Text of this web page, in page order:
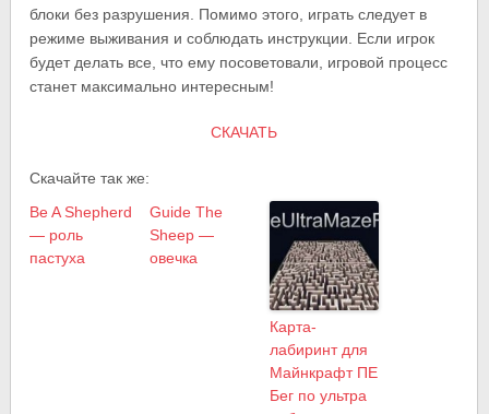
блоки без разрушения. Помимо этого, играть следует в
режиме выживания и соблюдать инструкции. Если игрок
будет делать все, что ему посоветовали, игровой процесс
станет максимально интересным!
СКАЧАТЬ
Скачайте так же:
Be A Shepherd
— роль
пастуха
Guide The
Sheep —
овечка
Карта-
лабиринт для
Майнкрафт ПЕ
Бег по ультра